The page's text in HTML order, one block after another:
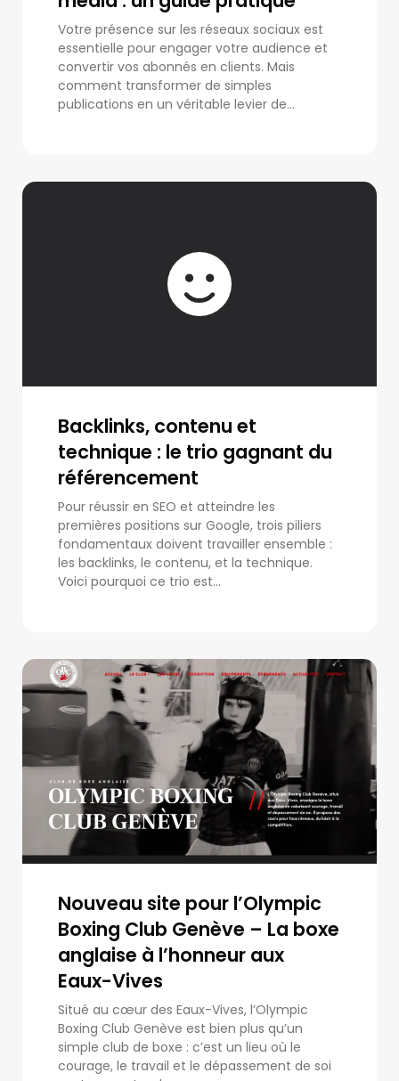
Votre présence sur les réseaux sociaux est
essentielle pour engager votre audience et
convertir vos abonnés en clients. Mais
comment transformer de simples
publications en un véritable levier de...
Backlinks, contenu et
technique : le trio gagnant du
référencement
Pour réussir en SEO et atteindre les
premières positions sur Google, trois piliers
fondamentaux doivent travailler ensemble :
les backlinks, le contenu, et la technique.
Voici pourquoi ce trio est...
Nouveau site pour l’Olympic
Boxing Club Genève – La boxe
anglaise à l’honneur aux
Eaux-Vives
Situé au cœur des Eaux-Vives, l’Olympic
Boxing Club Genève est bien plus qu’un
simple club de boxe : c’est un lieu où le
courage, le travail et le dépassement de soi